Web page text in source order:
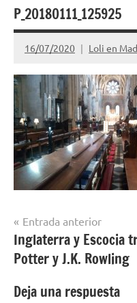
P_20180111_125925
16/07/2020 Loli en
Navegación
de
entradas
Entrada anterior
Inglaterra y Escocia
Potter y J.K. Rowling
Deja una respuesta